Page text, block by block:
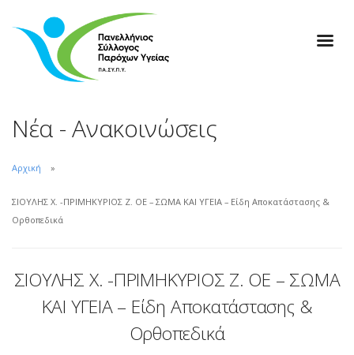
Νέα - Ανακοινώσεις
Αρχική
ΣΙΟΥΛΗΣ Χ. -ΠΡΙΜΗΚΥΡΙΟΣ Ζ. ΟΕ – ΣΩΜΑ ΚΑΙ ΥΓΕΙΑ – Είδη Αποκατάστασης &
Ορθοπεδικά
ΣΙΟΥΛΗΣ Χ. -ΠΡΙΜΗΚΥΡΙΟΣ Ζ. ΟΕ – ΣΩΜΑ
ΚΑΙ ΥΓΕΙΑ – Είδη Αποκατάστασης &
Ορθοπεδικά